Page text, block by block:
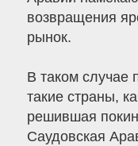
возвращения
рынок.
В таком случае
такие страны,
решившая
Саудовская